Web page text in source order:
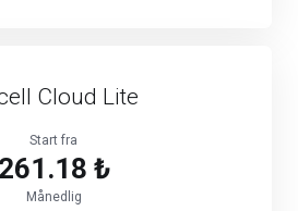
Cloud Lite
Start fra
261.18 ₺
Månedlig